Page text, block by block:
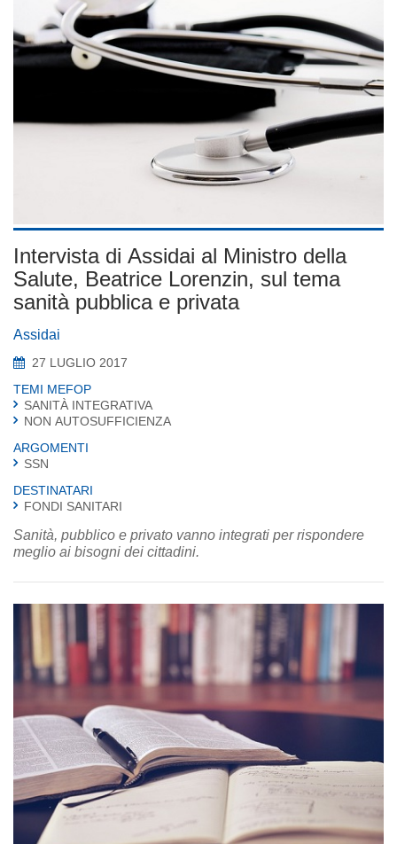
Intervista di Assidai al Ministro della
Salute, Beatrice Lorenzin, sul tema
sanità pubblica e privata
Assidai
27 LUGLIO 2017
TEMI MEFOP
SANITÀ INTEGRATIVA
NON AUTOSUFFICIENZA
ARGOMENTI
SSN
DESTINATARI
FONDI SANITARI
Sanità, pubblico e privato vanno integrati per rispondere
meglio ai bisogni dei cittadini.